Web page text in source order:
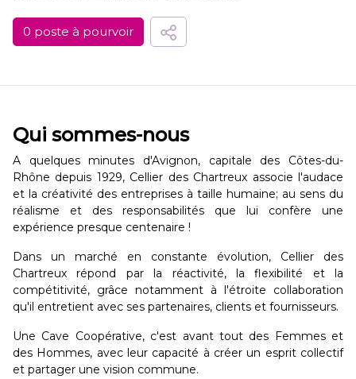
0 poste à pourvoir
Qui sommes-nous
A quelques minutes d'Avignon, capitale des Côtes-du-
Rhône depuis 1929, Cellier des Chartreux associe l'audace
et la créativité des entreprises à taille humaine; au sens du
réalisme et des responsabilités que lui confère une
expérience presque centenaire !
Dans un marché en constante évolution, Cellier des
Chartreux répond par la réactivité, la flexibilité et la
compétitivité, grâce notamment à l'étroite collaboration
qu'il entretient avec ses partenaires, clients et fournisseurs.
Une Cave Coopérative, c'est avant tout des Femmes et
des Hommes, avec leur capacité à créer un esprit collectif
et partager une vision commune.